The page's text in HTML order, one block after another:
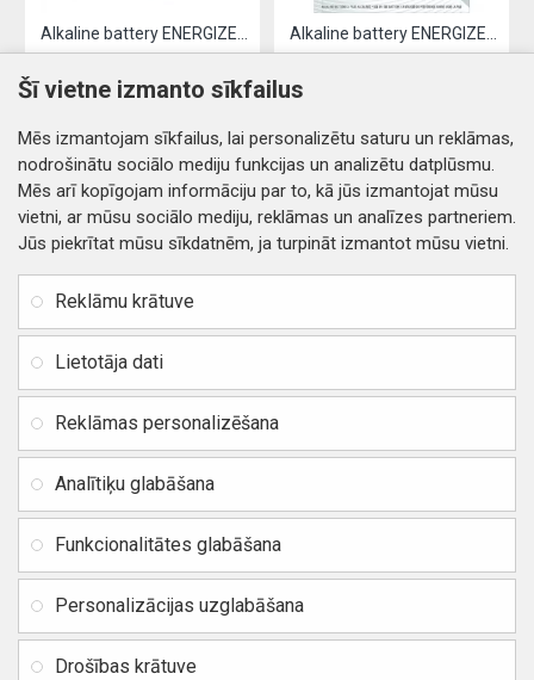
Kontakti
Distances līgums
Privātuma politika
Preču un naudas atgriešana
Piegādes un apmaksa
Vietnes karte
Rekvizīti
Jur. adrese: Zasulauka iela
Reģ. Nr. 40103717618,
BIC / SWIFT: HABALV22
TEl.: +371 20219155
E-pasts:info@mobipart.eu
Autortiesības © 2021, MOBIPART.EU, Visas tiesības aizsargātas
Šī vietne izmanto sīkfailus
Mēs izmantojam sīkfailus, lai personalizētu saturu un reklāmas,
nodrošinātu sociālo mediju funkcijas un analizētu datplūsmu.
Mēs arī kopīgojam informāciju par to, kā jūs izmantojat mūsu
vietni, ar mūsu sociālo mediju, reklāmas un analīzes partneriem.
Jūs piekrītat mūsu sīkdatnēm, ja turpināt izmantot mūsu vietni.
Reklāmu krātuve
Lietotāja dati
Reklāmas personalizēšana
Analītiķu glabāšana
Funkcionalitātes glabāšana
Personalizācijas uzglabāšana
Drošības krātuve